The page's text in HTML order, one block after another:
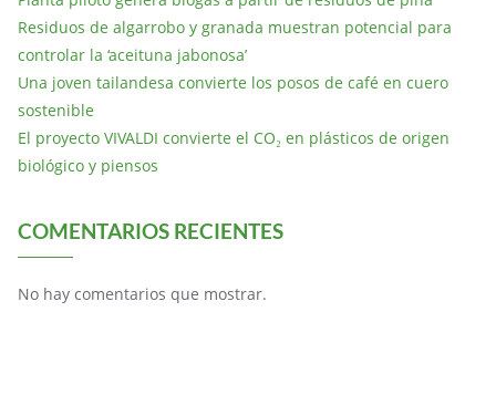
Residuos de algarrobo y granada muestran potencial para
controlar la ‘aceituna jabonosa’
Una joven tailandesa convierte los posos de café en cuero
sostenible
El proyecto VIVALDI convierte el CO₂ en plásticos de origen
biológico y piensos
COMENTARIOS RECIENTES
No hay comentarios que mostrar.